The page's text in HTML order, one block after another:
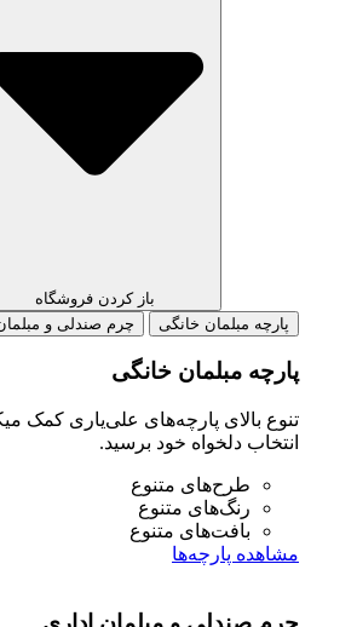
باز کردن فروشگاه
مبلمان خانگی
چرم صندلی و مبلمان اداری
مبلمان خانگی
بالای پارچه‌های علی‌یاری کمک میکنه شما
دلخواه خود برسید.
طرح‌های متنوع
رنگ‌های متنوع
بافت‌های متنوع
پارچه‌ها